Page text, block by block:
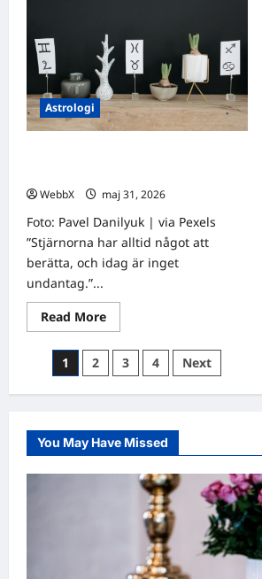
Astrologiska
insikter
från
fyra
kulturer
Astrologi
WebbX
maj 31, 2026
Foto: Pavel Danilyuk | via Pexels
”Stjärnorna har alltid något att
berätta, och idag är inget
undantag.”...
Read MoreRead
more
Vad
säger
stjärnorna
om
horoskop
31
maj
Sidnumrering
för
1 2 3 4 Next
You May Have Missed